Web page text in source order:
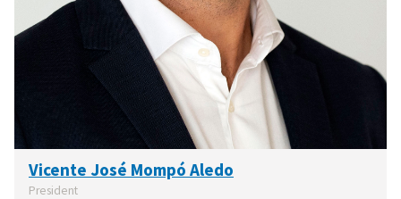
Vicente José Mompó Aledo
President